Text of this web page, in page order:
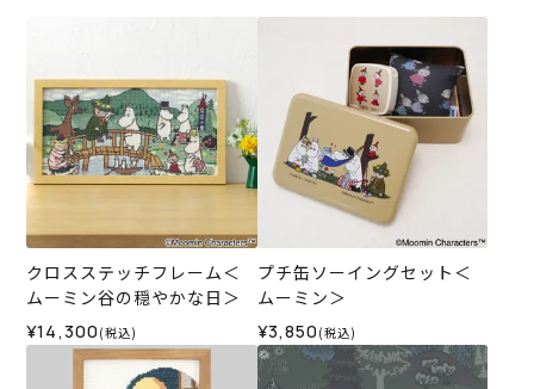
クロスステッチフレーム＜
ムーミン谷の穏やかな日＞
¥14,300 (税込)
プチ缶ソーイングセット＜
ムーミン＞
¥3,850 (税込)